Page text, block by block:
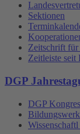
Sektionen
Zeitschrift
Zeitleiste
DGP
DGP